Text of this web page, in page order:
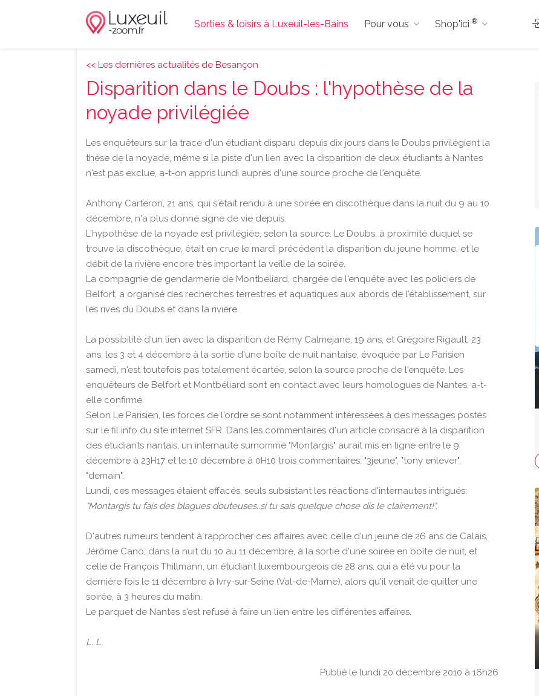
Sorties & loisirs à Luxeuil-les-Bains Pour vous Shop'ici®
<< Les dernières actualités de Besançon
Disparition dans le Doubs : l'hypothèse de la
noyade privilégiée
Les enquêteurs sur la trace d'un étudiant disparu depuis dix jours dans le Doubs privilégient la
thèse de la noyade, même si la piste d'un lien avec la disparition de deux étudiants à Nantes
n'est pas exclue, a-t-on appris lundi auprès d'une source proche de l'enquête.
Anthony Carteron, 21 ans, qui s'était rendu à une soirée en discothèque dans la nuit du 9 au 10
décembre, n'a plus donné signe de vie depuis.
L'hypothèse de la noyade est privilégiée, selon la source. Le Doubs, à proximité duquel se
trouve la discothèque, était en crue le mardi précédent la disparition du jeune homme, et le
débit de la rivière encore très important la veille de la soirée.
La compagnie de gendarmerie de Montbéliard, chargée de l'enquête avec les policiers de
Belfort, a organisé des recherches terrestres et aquatiques aux abords de l'établissement, sur
les rives du Doubs et dans la rivière.
La possibilité d'un lien avec la disparition de Rémy Calmejane, 19 ans, et Grégoire Rigault, 23
ans, les 3 et 4 décembre à la sortie d'une boîte de nuit nantaise, évoquée par Le Parisien
samedi, n'est toutefois pas totalement écartée, selon la source proche de l'enquête. Les
enquêteurs de Belfort et Montbéliard sont en contact avec leurs homologues de Nantes, a-t-
elle confirmé.
Selon Le Parisien, les forces de l'ordre se sont notamment intéressées à des messages postés
sur le fil info du site internet SFR. Dans les commentaires d'un article consacré à la disparition
des étudiants nantais, un internaute surnommé "Montargis" aurait mis en ligne entre le 9
décembre à 23H17 et le 10 décembre à 0H10 trois commentaires: "3jeune", "tony enlever",
"demain".
Lundi, ces messages étaient effacés, seuls subsistant les réactions d'internautes intrigués:
"Montargis tu fais des blagues douteuses..si tu sais quelque chose dis le clairement!".
D'autres rumeurs tendent à rapprocher ces affaires avec celle d'un jeune de 26 ans de Calais,
Jérôme Cano, dans la nuit du 10 au 11 décembre, à la sortie d'une soirée en boîte de nuit, et
celle de François Thillmann, un étudiant luxembourgeois de 28 ans, qui a été vu pour la
dernière fois le 11 décembre à Ivry-sur-Seine (Val-de-Marne), alors qu'il venait de quitter une
soirée, à 3 heures du matin.
Le parquet de Nantes s'est refusé à faire un lien entre les différentes affaires.
L. L.
Publié le lundi 20 décembre 2010 à 16h26